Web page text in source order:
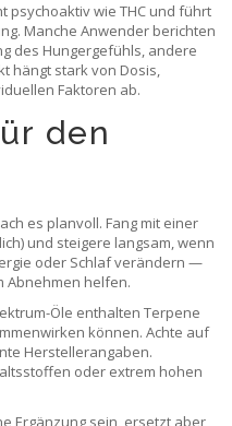
psychoaktiv wie THC und führt
Manche Anwender berichten
des Hungergefühls, andere
hängt stark von Dosis,
Faktoren ab.
den
es planvoll. Fang mit einer
und steigere langsam, wenn
oder Schlaf verändern —
Abnehmen helfen.
Öle enthalten Terpene
können. Achte auf
Herstellerangaben.
oder extrem hohen
Ergänzung sein, ersetzt aber